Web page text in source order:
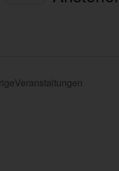
Veranstaltungen